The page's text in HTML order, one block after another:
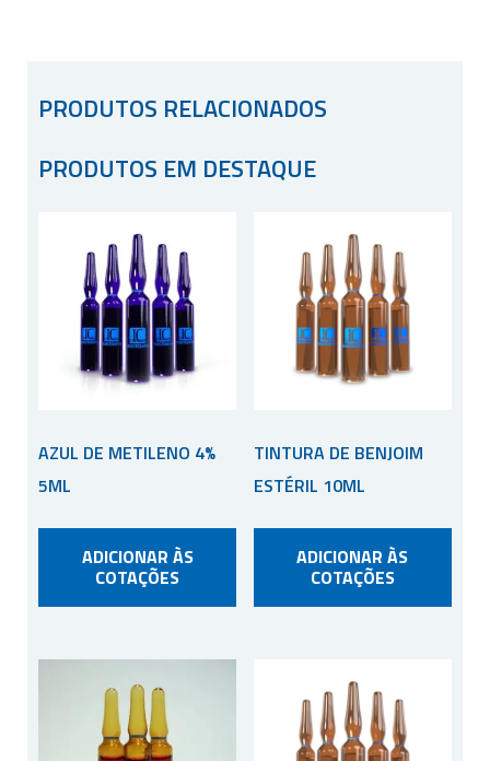
PRODUTOS RELACIONADOS
PRODUTOS EM DESTAQUE
AZUL DE METILENO 4%
5ML
ADICIONAR ÀS
COTAÇÕES
TINTURA DE BENJOIM
ESTÉRIL 10ML
ADICIONAR ÀS
COTAÇÕES